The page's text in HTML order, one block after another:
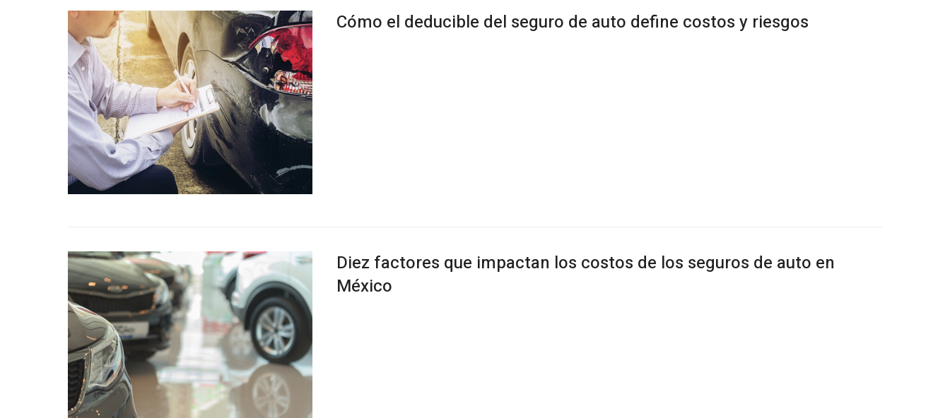
Cómo el deducible del seguro de auto define costos y riesgos
Diez factores que impactan los costos de los seguros de auto en
México